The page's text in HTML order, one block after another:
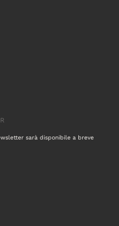
sarà disponibile a breve